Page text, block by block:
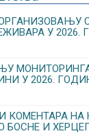
У 2026.
У 2026.
КОМЕНТАРА
И